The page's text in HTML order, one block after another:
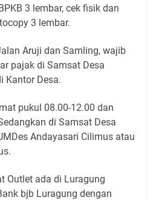
3 lembar, cek fisik dan
3 lembar.
Aruji dan Samling, wajib
pajak di Samsat Desa
Kantor Desa.
pukul 08.00-12.00 dan
di Samsat Desa
Andayasari Cilimus atau
Outlet ada di Luragung
bjb Luragung dengan